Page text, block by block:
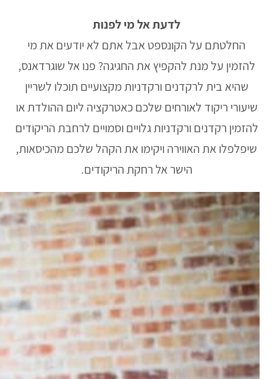
לדעת אל מי לפנות
החלטתם על הקונספט אבל אתם לא יודעים את מי
להזמין על מנת להקפיץ את החגיגה? פנו אל שוגרדאנס,
שהיא בית לרקדנים ורקדניות מקצועיים תוכלו לשריין
שיעורי ריקוד לאורחים שלכם כאטרקציה ליום ההולדת או
להזמין רקדנים ורקדניות גלויים וסמויים לרחבת הריקודים
שיפלפלו את האווירה ויקימו את הקהל שלכם מהכיסאות,
הישר אל רחקת הריקודים.